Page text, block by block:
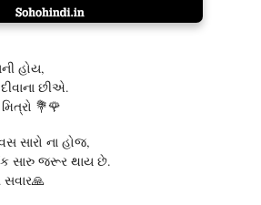
હોય,
છીએ.
💐🌹
સારો ના હોજ,
સારુ જરૂર થાય છે.